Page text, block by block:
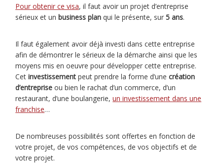
Pour obtenir ce visa, il faut avoir un projet d’entreprise
sérieux et unbusiness plan qui le présente, sur5 ans.
Il faut également avoir déjà investi dans cette entreprise
afin de démontrer le sérieux de la démarche ainsi que les
moyens mis en oeuvre pour développer cette entreprise.
Cetinvestissement peut prendre la forme d’unecréation
d’entreprise ou bien le rachat d’un commerce, d’un
restaurant, d’une boulangerie,un investissement dans une
franchise…
De nombreuses possibilités sont offertes en fonction de
votre projet, de vos compétences, de vos objectifs et de
votre projet.